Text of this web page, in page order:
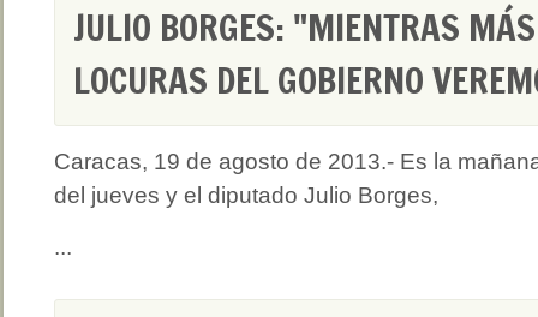
JULIO BORGES: "MIENTRAS
LOCURAS DEL GOBIERNO
Caracas, 19 de agosto de 2013.- Es la
del jueves y el diputado Julio Borges,
...